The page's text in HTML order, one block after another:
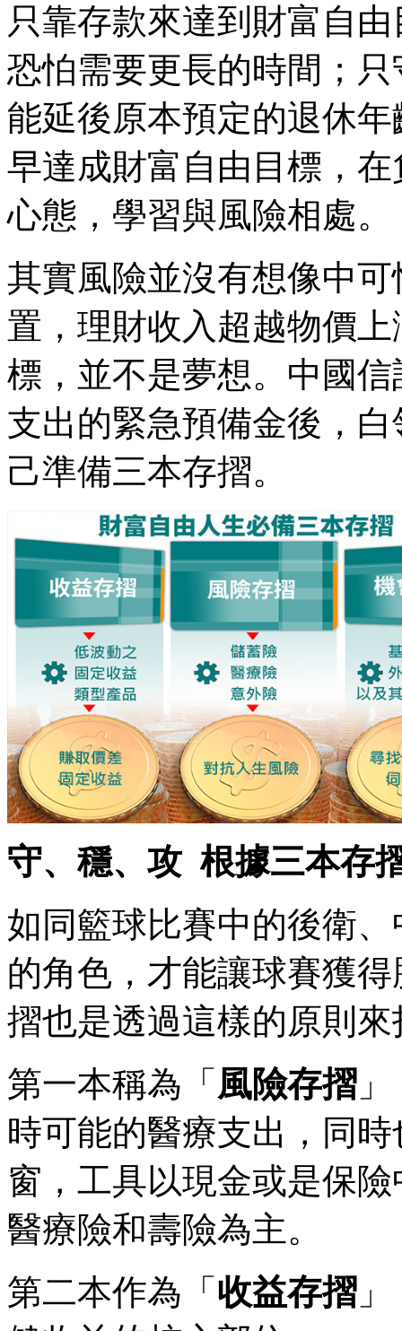
只靠存款來達到財富自
恐怕需要更長的時間；
能延後原本預定的退休
早達成財富自由目標，
心態，學習與風險相處。
其實風險並沒有想像中
置，理財收入超越物價
標，並不是夢想。中國
支出的緊急預備金後，
己準備三本存摺。
守、穩、攻 根據三本存
如同籃球比賽中的後衛
的角色，才能讓球賽獲
摺也是透過這樣的原則
第一本稱為「 風險存摺
時可能的醫療支出，同
窗，工具以現金或是保
醫療險和壽險為主。
第二本作為「 收益存摺